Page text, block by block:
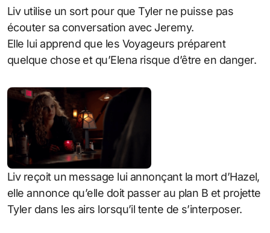
Liv utilise un sort pour que Tyler ne puisse pas
écouter sa conversation avec Jeremy.
Elle lui apprend que les Voyageurs préparent
quelque chose et qu’Elena risque d’être en danger.
Liv reçoit un message lui annonçant la mort d’Hazel,
elle annonce qu’elle doit passer au plan B et projette
Tyler dans les airs lorsqu’il tente de s’interposer.